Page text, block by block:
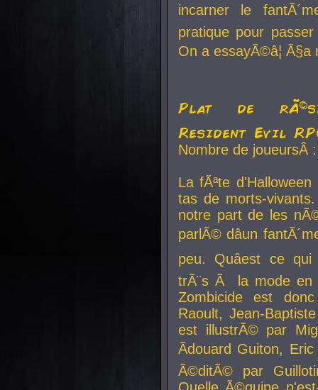
incarner le
pratique pour
On a essayÃ©â¦
Plat de
Resident Evil
Nombre de
La fÃªte
tas de morts-
notre part de les
parlÃ© dâun
peu. Quâest ce
trÃ¨s Ã la mode en
Zombicide est
Raoult, Jean-
est illustrÃ© par
Ãdouard Guiton,
Ã©ditÃ© par